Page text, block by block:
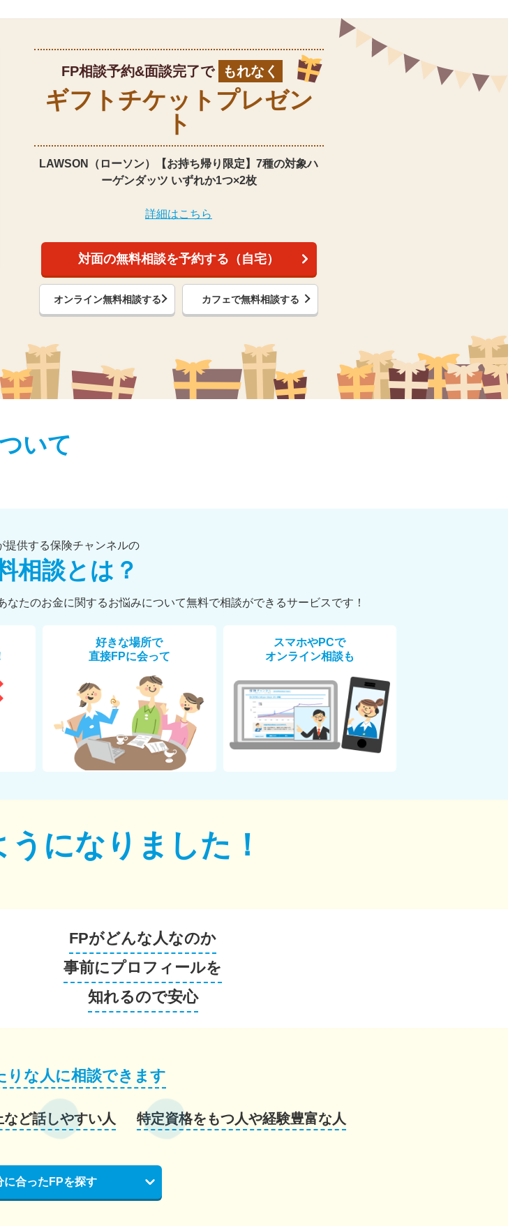
FP相談予約&面談完了で もれなく
ギフトチケット プレゼン
ト
LAWSON（ローソン）【お持ち帰り限定】 7種の対象ハ
ーゲンダッツ いずれか1つ×2枚
詳細はこちら
対面の無料相談を予約する（自宅）
オンライン無料相談する カフェで無料相談する
いて
提供する保険チャンネルの
相談とは？
たのお金に関するお悩みについて無料で相談ができるサービスです！
好きな場所で
直接FPに会って
スマホやPCで
オンライン相談も
うになりました！
FPがどんな人なのか
事前にプロフィールを
知れるので安心
りな人に相談できます
など話しやすい人 特定資格をもつ人や経験豊富な人
に合ったFPを探す